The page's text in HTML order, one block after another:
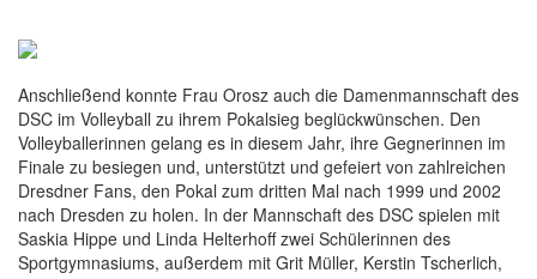
Anschließend konnte Frau Orosz auch die Damenmannschaft des
DSC im Volleyball zu ihrem Pokalsieg beglückwünschen. Den
Volleyballerinnen gelang es in diesem Jahr, ihre Gegnerinnen im
Finale zu besiegen und, unterstützt und gefeiert von zahlreichen
Dresdner Fans, den Pokal zum dritten Mal nach 1999 und 2002
nach Dresden zu holen. In der Mannschaft des DSC spielen mit
Saskia Hippe und Linda Helterhoff zwei Schülerinnen des
Sportgymnasiums, außerdem mit Grit Müller, Kerstin Tscherlich,